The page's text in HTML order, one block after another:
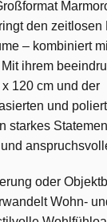
den zeitlosen
– kombiniert
ihrem
120 cm und der
und
starkes
oder
Wohn-